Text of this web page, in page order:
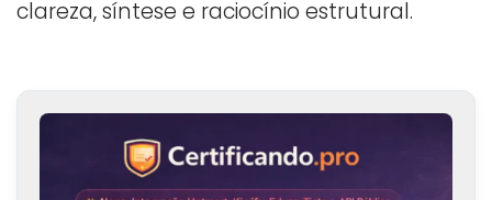
clareza, síntese e raciocínio estrutural.